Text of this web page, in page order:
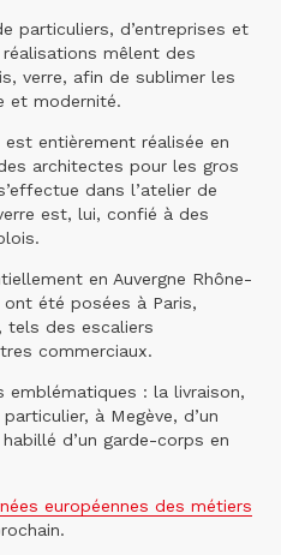
particuliers, d’entreprises et
mêlent des
verre, afin de sublimer les
et modernité.
entièrement réalisée en
architectes pour les gros
dans l’atelier de
est, lui, confié à des
en Auvergne Rhône-
été posées à Paris,
tels des escaliers
commerciaux.
emblématiques : la livraison,
à Megève, d’un
d’un garde-corps en
européennes des métiers